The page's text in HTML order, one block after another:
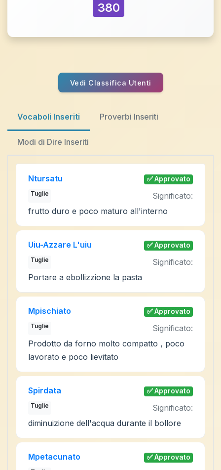
380
Vedi Classifica Utenti
Vocaboli Inseriti Proverbi Inseriti
Modi di Dire Inseriti
Ntursatu ✅ Approvato
Tuglie
Significato:
frutto duro e poco maturo all'interno
Uiu-Azzare L'uiu ✅ Approvato
Tuglie
Significato:
Portare a ebollizzione la pasta
Mpischiato ✅ Approvato
Tuglie
Significato:
Prodotto da forno molto compatto , poco
lavorato e poco lievitato
Spirdata ✅ Approvato
Tuglie
Significato:
diminuizione dell'acqua durante il bollore
Mpetacunato ✅ Approvato